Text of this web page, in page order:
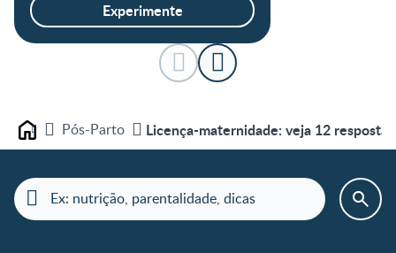
Experimente
Home Pós-Parto Licença-maternidade: veja 12